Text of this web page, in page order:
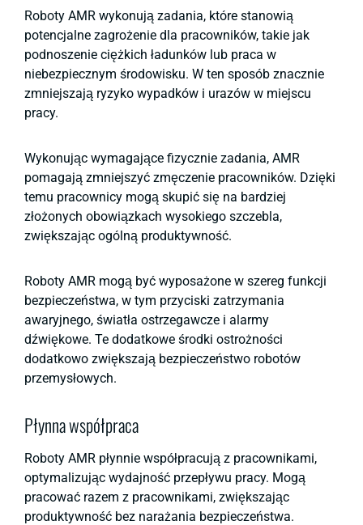
Roboty AMR wykonują zadania, które stanowią
potencjalne zagrożenie dla pracowników, takie jak
podnoszenie ciężkich ładunków lub praca w
niebezpiecznym środowisku. W ten sposób znacznie
zmniejszają ryzyko wypadków i urazów w miejscu
pracy.
Wykonując wymagające fizycznie zadania, AMR
pomagają zmniejszyć zmęczenie pracowników. Dzięki
temu pracownicy mogą skupić się na bardziej
złożonych obowiązkach wysokiego szczebla,
zwiększając ogólną produktywność.
Roboty AMR mogą być wyposażone w szereg funkcji
bezpieczeństwa, w tym przyciski zatrzymania
awaryjnego, światła ostrzegawcze i alarmy
dźwiękowe. Te dodatkowe środki ostrożności
dodatkowo zwiększają bezpieczeństwo robotów
przemysłowych.
Płynna współpraca
Roboty AMR płynnie współpracują z pracownikami,
optymalizując wydajność przepływu pracy. Mogą
pracować razem z pracownikami, zwiększając
produktywność bez narażania bezpieczeństwa.